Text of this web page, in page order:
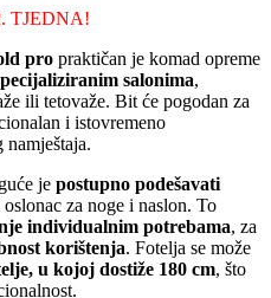
TJEDNA!
pro praktičan je komad opreme
salonima,
ili tetovaže. Bit će pogodan za
i istovremeno
je postupno podešavati
za noge i naslon. To
individualnim potrebama, za
korištenja. Fotelja se može
u kojoj dostiže 180 cm, što